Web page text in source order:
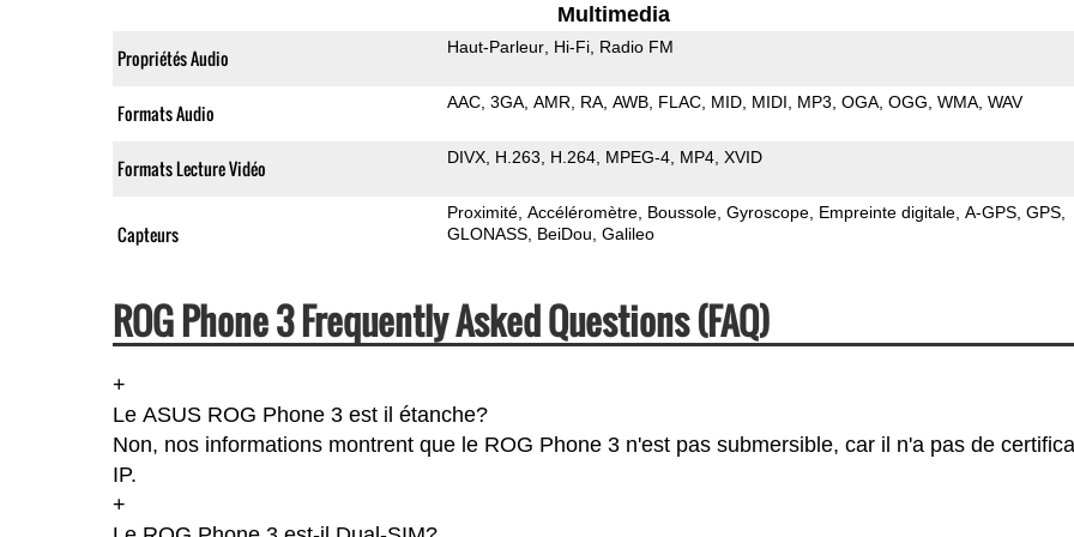
Multimedia
Propriétés Audio Haut-Parleur Hi-Fi Radio FM
Formats Audio AAC 3GA AMR RA AWB FLAC MID MIDI MP3 OGA OGG WMA WAV
Formats Lecture Vidéo DIVX H.263 H.264 MPEG-4 MP4 XVID
Capteurs
Proximité Accéléromètre Boussole Gyroscope Empreinte digitale A-GPS GPS
GLONASS BeiDou Galileo
ROG Phone 3 Frequently Asked Questions (FAQ)
+
Le ASUS ROG Phone 3 est il étanche?
Non, nos informations montrent que le ROG Phone 3 n'est pas submersible, car il n'a pas de
IP.
+